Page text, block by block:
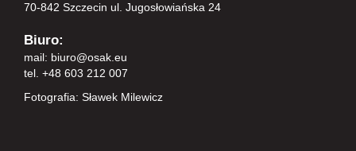
70-842 Szczecin ul. Jugosłowiańska 24
Biuro:
mail: biuro@osak.eu
tel. +48 603 212 007
Fotografia: Sławek Milewicz